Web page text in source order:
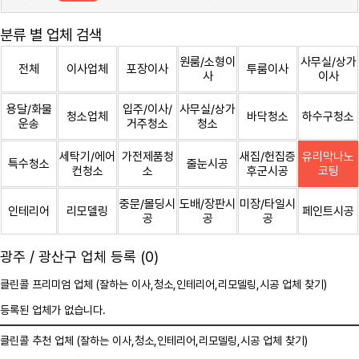
분류 별 업체 검색
전체 이사업체 포장이사
원룸/소형이
사
투룸이사
사무실/상가
이사
용달/화물
운송
청소업체
입주/이사/
거주청소
사무실/상가
청소
바닥청소 하수구청소
특수청소
세탁기/에어
컨청소
가전제품청
소
줄눈시공
새집/헌집증
후군시공
유리막나노
코팅
인테리어 리모델링
중문/몰딩시
공
도배/장판시
공
미장/타일시
공
페인트시공
광주 / 광산구 업체 등록 (0)
클린콜 프리미엄 업체 (잘하는 이사, 청소 ,인테리어,리모델링,시공 업체 찾기)
등록된 업체가 없습니다.
클린콜 추천 업체 (잘하는 이사, 청소 ,인테리어,리모델링,시공 업체 찾기)